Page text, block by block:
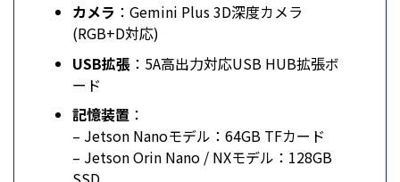
カメラ ：Gemini Plus 3D深度カメラ
(RGB+D対応)
USB拡張 ：5A高出力対応USB HUB拡張ボ
ード
記憶装置 ：
– Jetson Nanoモデル：64GB TFカード
– Jetson Orin Nano / NXモデル：128GB